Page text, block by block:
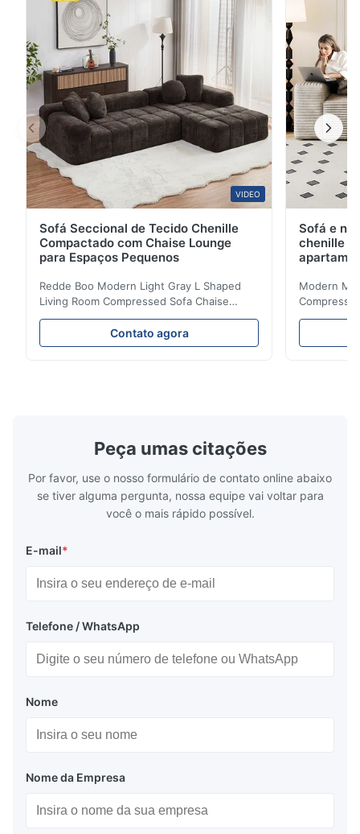
possui texturas naturais e delicadas com um brilho ...
VIDEO
Sofá Seccional de Tecido Chenille
Compactado com Chaise Lounge
para Espaços Pequenos
Redde Boo Modern Light Gray L Shaped
Living Room Compressed Sofa Chaise
Lounge Product Overview High resilience
soft sectional sofa designed for small
spaces, featuring a contemporary light gray
Contato agora
Sofá e
chenille
Modern
Room
Peça umas citações
Por favor, use o nosso formulário de contato online abaixo
se tiver alguma pergunta, nossa equipe vai voltar para
você o mais rápido possível.
E-mail*
Telefone / WhatsApp
Nome
Nome da Empresa